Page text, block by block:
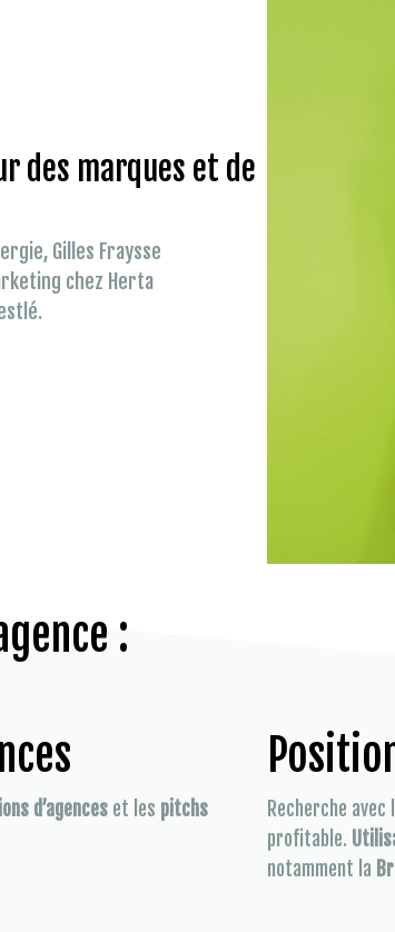
des marques et de
Gilles Fraysse
chez Herta
:
d’agences et les pitchs Recherche avec
profitable.
notamment la